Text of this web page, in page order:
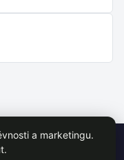
oficálně spojen s VŠE
a marketingu.